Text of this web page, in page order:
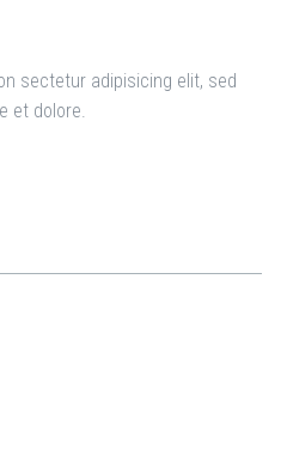
sectetur adipisicing elit, sed
et dolore.